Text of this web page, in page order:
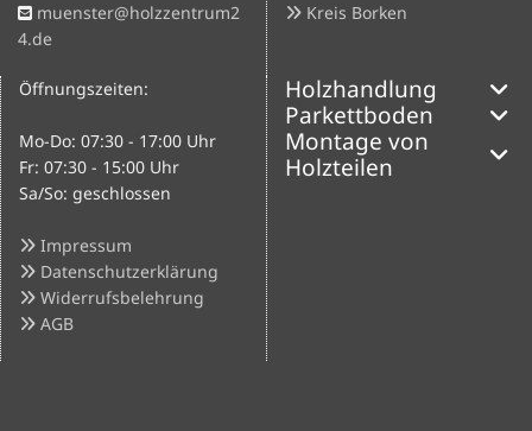
 muenster@holzzentrum2
4.de
 Kreis Borken
Öffnungszeiten:
Mo-Do: 07:30 - 17:00 Uhr
Fr: 07:30 - 15:00 Uhr
Sa/So: geschlossen
 Impressum
 Datenschutzerklärung
 Widerrufsbelehrung
 AGB
Holzhandlung
Parkettboden
Montage von
Holzteilen